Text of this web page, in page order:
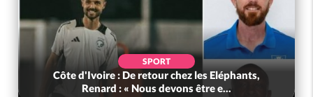
SPORT
Côte d'Ivoire : De retour chez les Eléphants,
Renard : « Nous devons être e...